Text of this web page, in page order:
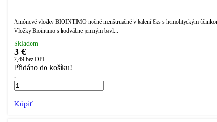
Aniónové vložky BIOINTIMO nočné menštruačné v balení 8ks s hemolityckým
Vložky Biointimo s hodvábne jemným bavl...
Skladom
3 €
2,49 bez DPH
Přidáno do košíku!
-
+
Kúpiť